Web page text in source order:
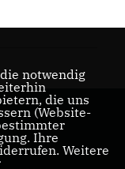
notwendig
die uns
(Website-
Ihre
Weitere